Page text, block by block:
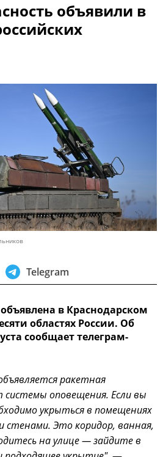
объявили в
Telegram
в Краснодарском
областях России. Об
сообщает телеграм-
ракетная
оповещения. Если вы
укрыться в помещениях
стенами. Это коридор, ванная,
на улице — зайдите в